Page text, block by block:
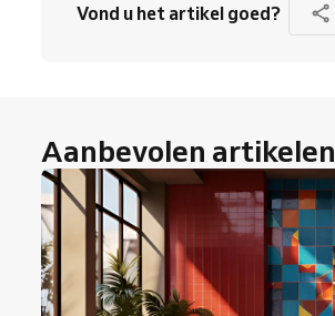
Vond u het artikel goed?
Aanbevolen artikelen